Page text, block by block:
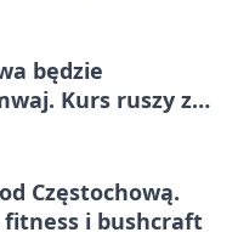
będzie
Kurs ruszy ze
Częstochową.
i bushcraft